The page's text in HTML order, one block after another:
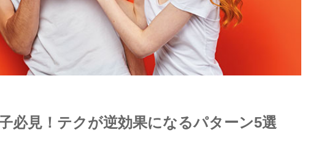
必見！テクが逆効果になるパターン5選